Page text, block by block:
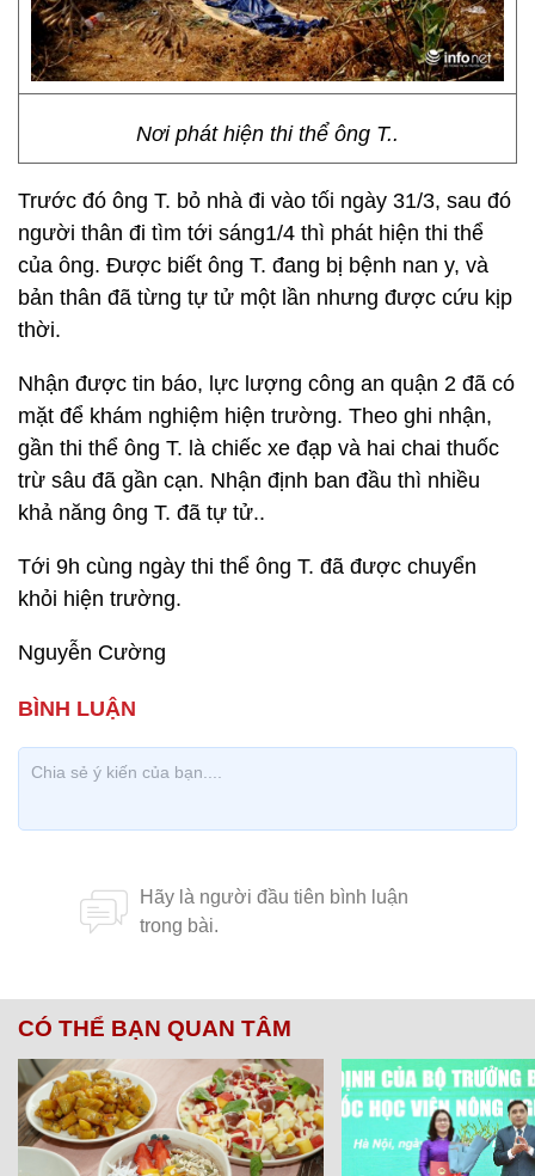
Nơi phát hiện thi thể ông T..
Trước đó ông T. bỏ nhà đi vào tối ngày 31/3, sau đó
người thân đi tìm tới sáng1/4 thì phát hiện thi thể
của ông. Được biết ông T. đang bị bệnh nan y, và
bản thân đã từng tự tử một lần nhưng được cứu kịp
thời.
Nhận được tin báo, lực lượng công an quận 2 đã có
mặt để khám nghiệm hiện trường. Theo ghi nhận,
gần thi thể ông T. là chiếc xe đạp và hai chai thuốc
trừ sâu đã gần cạn. Nhận định ban đầu thì nhiều
khả năng ông T. đã tự tử..
Tới 9h cùng ngày thi thể ông T. đã được chuyển
khỏi hiện trường.
Nguyễn Cường
CÓ THỂ BẠN QUAN TÂM